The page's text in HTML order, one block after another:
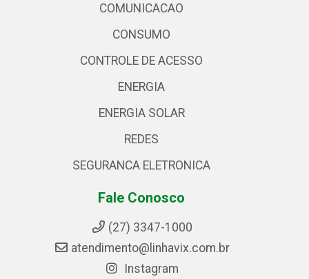
COMUNICACAO
CONSUMO
CONTROLE DE ACESSO
ENERGIA
ENERGIA SOLAR
REDES
SEGURANCA ELETRONICA
Fale Conosco
(27) 3347-1000
atendimento@linhavix.com.br
Instagram